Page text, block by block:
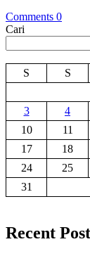
Comments 0
Cari
S
S
3
4
10
11
17
18
24
25
31
Recent